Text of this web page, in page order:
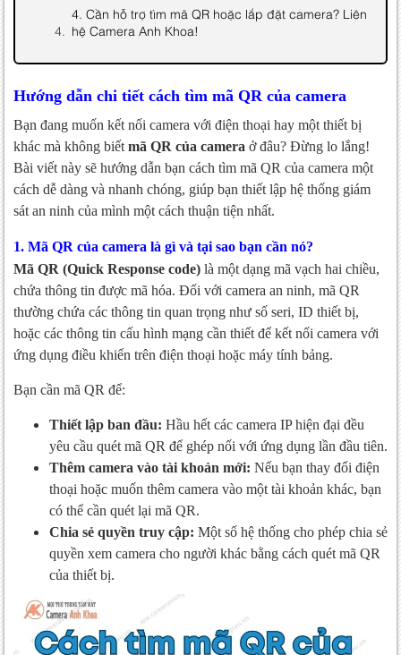
4. Cần hỗ trợ tìm mã QR hoặc lắp đặt camera? Liên
hệ Camera Anh Khoa!
Hướng dẫn chi tiết cách tìm mã QR của camera
Bạn đang muốn kết nối camera với điện thoại hay một thiết bị
khác mà không biết mã QR của camera ở đâu? Đừng lo lắng!
Bài viết này sẽ hướng dẫn bạn cách tìm mã QR của camera một
cách dễ dàng và nhanh chóng, giúp bạn thiết lập hệ thống giám
sát an ninh của mình một cách thuận tiện nhất.
1. Mã QR của camera là gì và tại sao bạn cần nó?
Mã QR (Quick Response code) là một dạng mã vạch hai chiều,
chứa thông tin được mã hóa. Đối với camera an ninh, mã QR
thường chứa các thông tin quan trọng như số seri, ID thiết bị,
hoặc các thông tin cấu hình mạng cần thiết để kết nối camera với
ứng dụng điều khiển trên điện thoại hoặc máy tính bảng.
Bạn cần mã QR để:
Thiết lập ban đầu: Hầu hết các camera IP hiện đại đều
yêu cầu quét mã QR để ghép nối với ứng dụng lần đầu tiên.
Thêm camera vào tài khoản mới: Nếu bạn thay đổi điện
thoại hoặc muốn thêm camera vào một tài khoản khác, bạn
có thể cần quét lại mã QR.
Chia sẻ quyền truy cập: Một số hệ thống cho phép chia sẻ
quyền xem camera cho người khác bằng cách quét mã QR
của thiết bị.